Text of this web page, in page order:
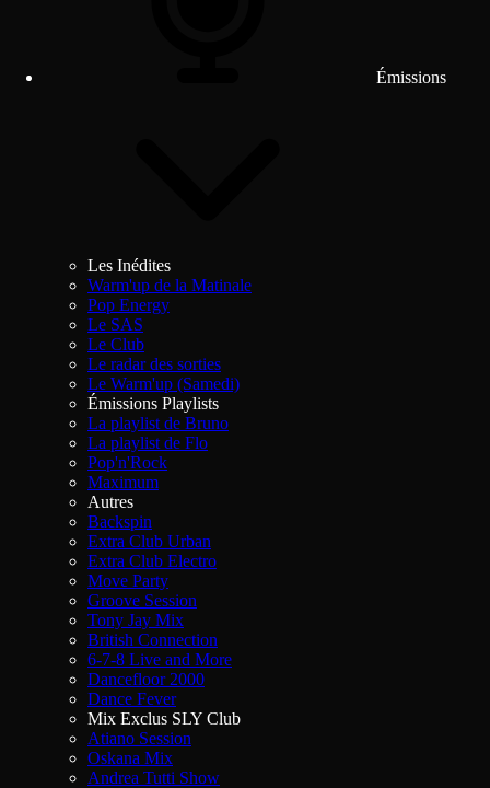
Émissions
Les Inédites
Warm'up de la Matinale
Pop Energy
Le SAS
Le Club
Le radar des sorties
Le Warm'up (Samedi)
Émissions Playlists
La playlist de Bruno
La playlist de Flo
Pop'n'Rock
Maximum
Autres
Backspin
Extra Club Urban
Extra Club Electro
Move Party
Groove Session
Tony Jay Mix
British Connection
6-7-8 Live and More
Dancefloor 2000
Dance Fever
Mix Exclus SLY Club
Atiano Session
Oskana Mix
Andrea Tutti Show